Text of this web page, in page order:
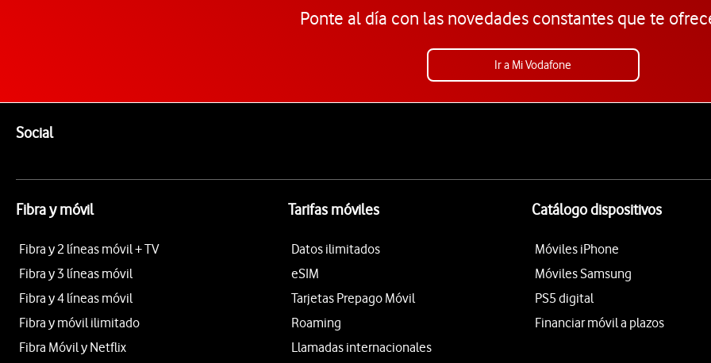
Ponte al día con las novedades constantes que te
Ir a Mi Vodafone
SocialEnlaces a las redes sociales de Vodafone
Fibra y móvil
Fibra y 2 líneas móvil + TV
Fibra y 3 líneas móvil
Fibra y 4 líneas móvil
Fibra y móvil ilimitado
Fibra Móvil y Netflix
Tarifas móviles
Datos ilimitados
eSIM
Tarjetas Prepago Móvil
Roaming
Llamadas internacionales
Catálogo dispositivos
Móviles iPhone
Móviles Samsung
PS5 digital
Financiar móvil a plazos